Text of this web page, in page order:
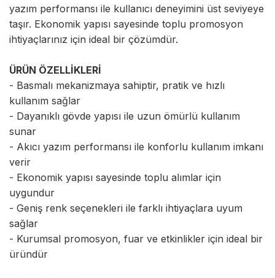
yazım performansı ile kullanıcı deneyimini üst seviyeye
taşır. Ekonomik yapısı sayesinde toplu promosyon
ihtiyaçlarınız için ideal bir çözümdür.
ÜRÜN ÖZELLİKLERİ
- Basmalı mekanizmaya sahiptir, pratik ve hızlı
kullanım sağlar
- Dayanıklı gövde yapısı ile uzun ömürlü kullanım
sunar
- Akıcı yazım performansı ile konforlu kullanım imkanı
verir
- Ekonomik yapısı sayesinde toplu alımlar için
uygundur
- Geniş renk seçenekleri ile farklı ihtiyaçlara uyum
sağlar
- Kurumsal promosyon, fuar ve etkinlikler için ideal bir
üründür